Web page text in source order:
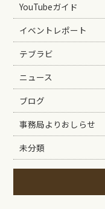
YouTubeガイド
イベントレポート
テブラビ
ニュース
ブログ
事務局よりおしらせ
未分類